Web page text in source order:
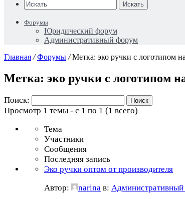
Искать
Форумы
Юридический форум
Административный форум
Главная / Форумы / Метка: эко ручки с логотипом на
Метка: эко ручки с логотипом
Поиск:
Просмотр 1 темы - с 1 по 1 (1 всего)
Тема
Участники
Сообщения
Последняя запись
Эко ручки оптом от производителя
Автор:
narina в: